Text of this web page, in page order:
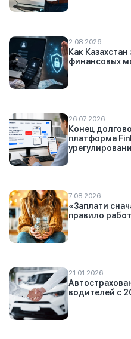
2.08.2026
Как
финансовых
26.07.2026
Конец
платформа
7.08.2026
«Заплати
правило
21.01.2026
водителей с